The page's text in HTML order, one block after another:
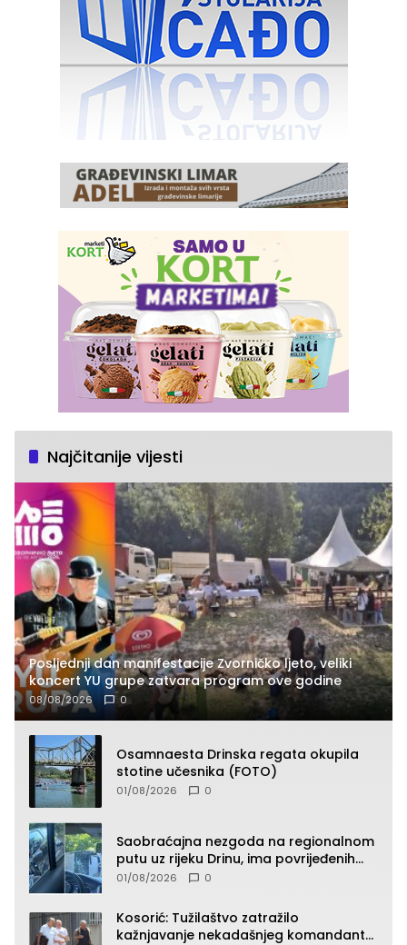
Najčitanije vijesti
Posljednji dan manifestacije Zvorničko ljeto, veliki
koncert YU grupe zatvara program ove godine
08/08/2026 0
Osamnaesta Drinska regata okupila
stotine učesnika (FOTO)
01/08/2026 0
Saobraćajna nezgoda na regionalnom
putu uz rijeku Drinu, ima povrijeđenih
lica (FOTO)
01/08/2026 0
Kosorić: Tužilaštvo zatražilo
kažnjavanje nekadašnjeg komandanta